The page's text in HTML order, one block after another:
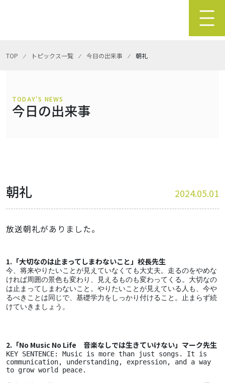
TOP ⁄ トピックス一覧 ⁄ 今日の出来事 ⁄ 朝礼
TODAY'S NEWS
今日の出来事
朝礼 2024.05.01
放送朝礼がありました。
1.「大切なのは止まってしまわないこと」校長先生
今、将来やりたいことが見えていなくても大丈夫。走るのをやめな
ければ周囲の景色も変わり、見えるものも変わってくる。大切なの
は止まってしまわないこと。やりたいことが見えている人も、今や
るべきことは同じで、基礎学力をしっかり付けること。止まらず続
けていきましょう。
2.「No Music No Life　音楽なしでは生きていけない」マーク先生
KEY SENTENCE: Music is more than just songs. It is
communication, understanding, expression, and a way
to grow world peace.